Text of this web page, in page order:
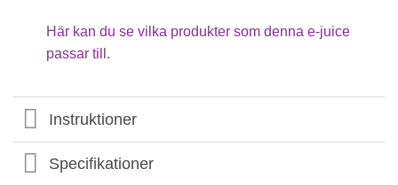
Här kan du se vilka produkter som denna e-juice
passar till.
Instruktioner
Specifikationer